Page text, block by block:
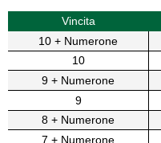
Vincita
10 + Numerone
10
9 + Numerone
9
8 + Numerone
7 + Numerone